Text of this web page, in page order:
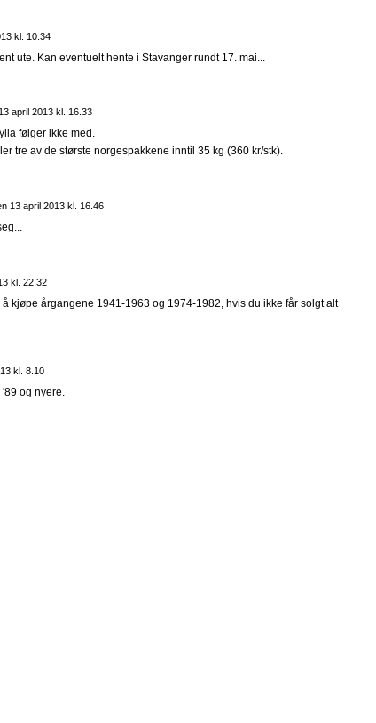
kl. 10.34
ute. Kan eventuelt hente i Stavanger rundt 17. mai...
april 2013 kl. 16.33
følger ikke med.
tre av de største norgespakkene inntil 35 kg (360 kr/stk).
13 april 2013 kl. 16.46
kl. 22.32
kjøpe årgangene 1941-1963 og 1974-1982, hvis du ikke får solgt alt
kl. 8.10
og nyere.